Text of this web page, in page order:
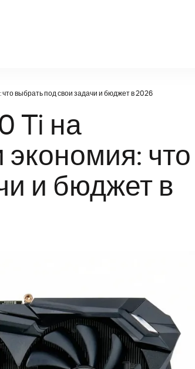
что выбрать под свои задачи и бюджет в 2026
Ti на
экономия: что
и бюджет в